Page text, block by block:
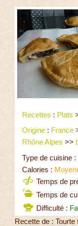
Recettes : Plats
Origine : France
Rhône Alpes >>
Type de cuisine
Calories :
Temps de
Temps de
Difficulté :
Recette de :